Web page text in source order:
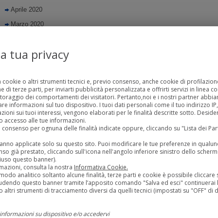
Aprile 2020
Marzo 2020
Gennaio 2020
Novembre 2019
Ottobre 2019
Settembre 2019
Agosto 2019
Luglio 2019
Giugno 2019
Maggio 2019
Aprile 2019
Ottobre 2018
tua privacy
cookie o altri strumenti tecnici e, previo consenso, anche cookie di
di terze parti, per inviarti pubblicità personalizzata e offrirti servizi in linea
dei comportamenti dei visitatori. Pertanto,noi e i nostri partner
informazioni sul tuo dispositivo. I tuoi dati personali come il tuo indirizzo
sui tuoi interessi, vengono elaborati per le finalità descritte sotto.
accesso alle tue informazioni.
consenso per ognuna delle finalità indicate oppure, cliccando su "Lista dei
applicate solo su questo sito. Puoi modificare le tue preferenze in
già prestato, cliccando sull'icona nell'angolo inferiore sinistro dello
questo banner).
consulta la nostra Informativa Cookie.
analitico soltanto alcune finalità, terze parti e cookie è possibile cliccare
questo banner tramite l’apposito comando "Salva ed esci"
altri strumenti di tracciamento diversi da quelli tecnici (impostati su "OFF" di
su dispositivo e/o accedervi